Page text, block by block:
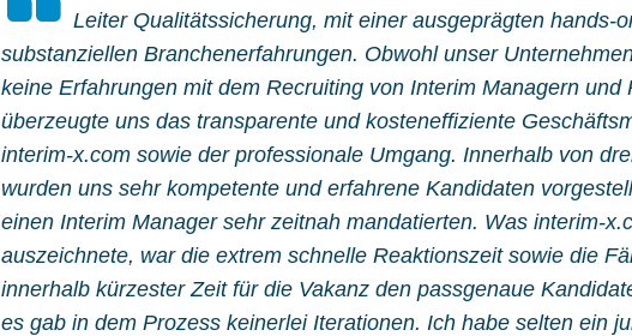
Leiter Qualitätssicherung, mit einer ausgeprägten hands-
substanziellen Branchenerfahrungen. Obwohl unser
keine Erfahrungen mit dem Recruiting von Interim Managern und
überzeugte uns das transparente und kosteneffiziente
interim-x.com sowie der professionale Umgang. Innerhalb von
wurden uns sehr kompetente und erfahrene Kandidaten
einen Interim Manager sehr zeitnah mandatierten. Was interim-
auszeichnete, war die extrem schnelle Reaktionszeit sowie die
innerhalb kürzester Zeit für die Vakanz den passgenaue
es gab in dem Prozess keinerlei Iterationen. Ich habe selten ein